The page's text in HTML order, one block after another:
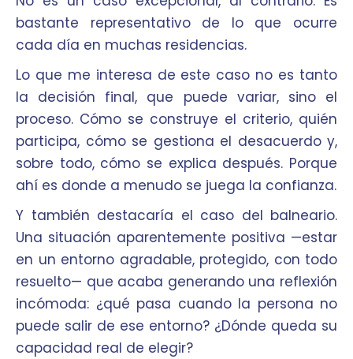
bastante representativo de lo que ocurre
cada día en muchas residencias.
Lo que me interesa de este caso no es tanto
la decisión final, que puede variar, sino el
proceso. Cómo se construye el criterio, quién
participa, cómo se gestiona el desacuerdo y,
sobre todo, cómo se explica después. Porque
ahí es donde a menudo se juega la confianza.
Y también destacaría el caso del balneario.
Una situación aparentemente positiva —estar
en un entorno agradable, protegido, con todo
resuelto— que acaba generando una reflexión
incómoda: ¿qué pasa cuando la persona no
puede salir de ese entorno? ¿Dónde queda su
capacidad real de elegir?